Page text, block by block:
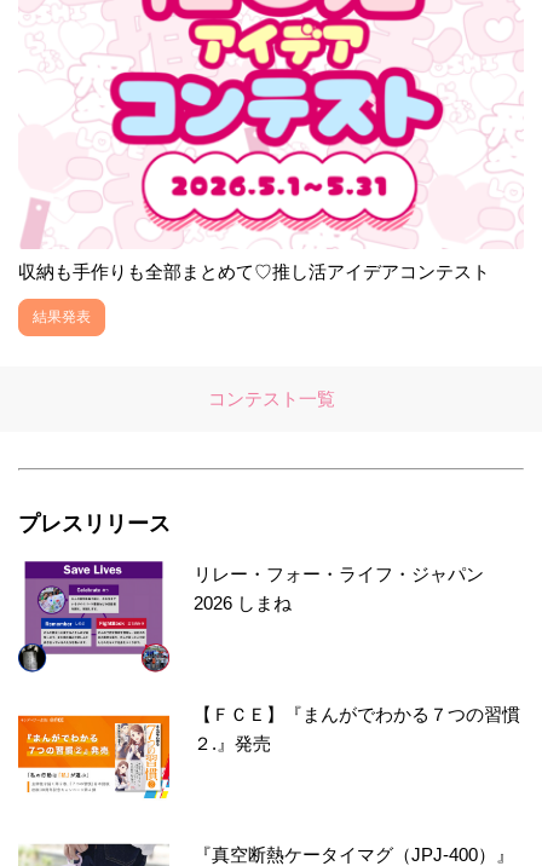
収納も手作りも全部まとめて♡推し活アイデアコンテスト
結果発表
コンテスト一覧
プレスリリース
リレー・フォー・ライフ・ジャパン
2026 しまね
【ＦＣＥ】『まんがでわかる７つの習慣
２.』発売
『真空断熱ケータイマグ（JPJ-400）』